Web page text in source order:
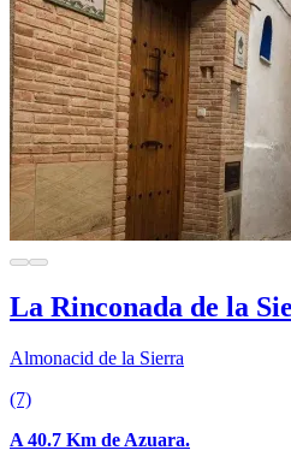
La Rinconada de la
Almonacid de la Sierra
(7)
A 40.7 Km de Azuara.